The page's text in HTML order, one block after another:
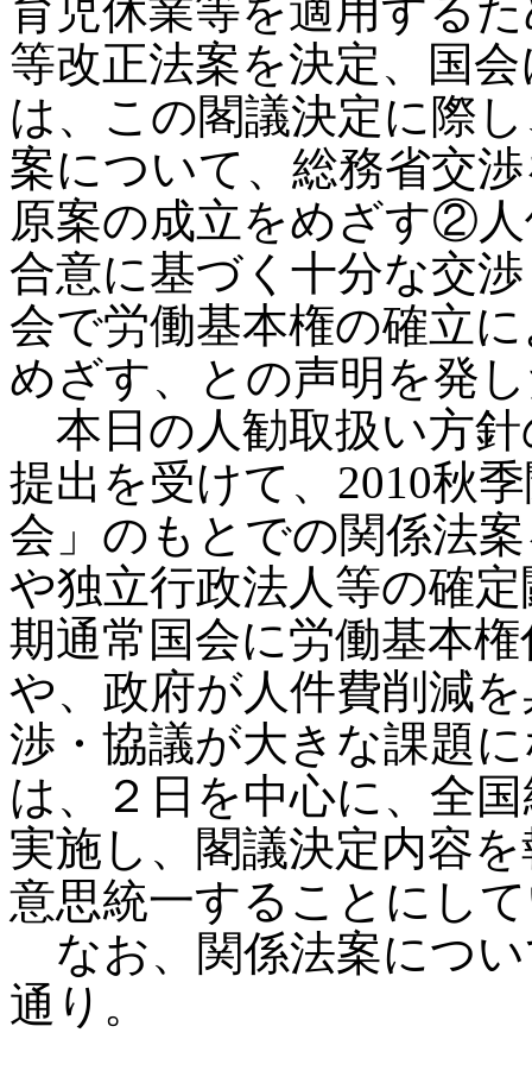
育児休業等を適用する
等改正法案を決定、国
は、この閣議決定に際
案について、総務省交
原案の成立をめざす②
合意に基づく十分な交
会で労働基本権の確立
めざす、との声明を発
本日の人勧取扱い方針
提出を受けて、2010秋
会」のもとでの関係法
や独立行政法人等の確
期通常国会に労働基本
や、政府が人件費削減
渉・協議が大きな課題
は、２日を中心に、全
実施し、閣議決定内容
意思統一することにし
なお、関係法案につ
通り。